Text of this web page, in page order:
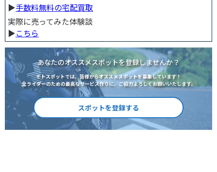
▶︎手数料無料の宅配買取
実際に売ってみた体験談
▶︎こちら
あなたのオススメスポットを登録しませんか？
モトスポットでは、皆様からオススメスポットを募集しています！
全ライダーのための最高なサービス作りに、ご協力よろしくお願いいたします。
スポットを登録する